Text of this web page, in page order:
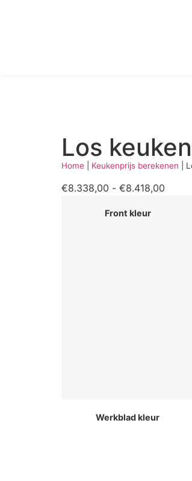
Los
Home Keukenprijs berekenen
€8.338,00 - €8.418,00
Front kleur
Werkblad kleur